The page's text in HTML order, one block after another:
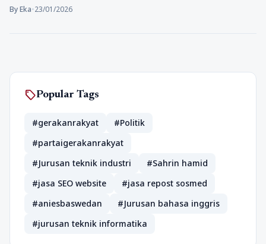
By Eka•23/01/2026
sellPopular Tags
#gerakanrakyat
#Politik
#partaigerakanrakyat
#Jurusan teknik industri
#Sahrin hamid
#jasa SEO website
#jasa repost sosmed
#aniesbaswedan
#Jurusan bahasa inggris
#jurusan teknik informatika